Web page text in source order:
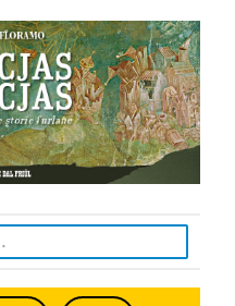
FRIULIAN MONTHLY